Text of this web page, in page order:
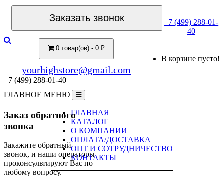
Заказать звонок
+7 (499) 288-01-
40
0 товар(ов) - 0 ₽
В корзине пусто!
yourhighstore@gmail.com
+7 (499) 288-01-40
ГЛАВНОЕ МЕНЮ
ГЛАВНАЯ
КАТАЛОГ
О КОМПАНИИ
ОПЛАТА/ДОСТАВКА
ОПТ И СОТРУДНИЧЕСТВО
КОНТАКТЫ
Заказ обратного
звонка
Закажите обратный
звонок, и наши операторы
проконсультируют Вас по
любому вопросу.